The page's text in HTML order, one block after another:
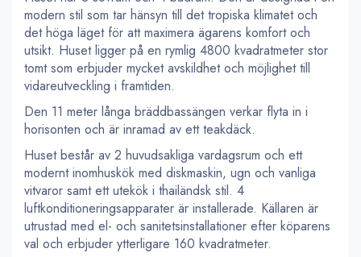
modern stil som tar hänsyn till det tropiska klimatet och
det höga läget för att maximera ägarens komfort och
utsikt. Huset ligger på en rymlig 4800 kvadratmeter stor
tomt som erbjuder mycket avskildhet och möjlighet till
vidareutveckling i framtiden.
Den 11 meter långa bräddbassängen verkar flyta in i
horisonten och är inramad av ett teakdäck.
Huset består av 2 huvudsakliga vardagsrum och ett
modernt inomhuskök med diskmaskin, ugn och vanliga
vitvaror samt ett utekök i thailändsk stil. 4
luftkonditioneringsapparater är installerade. Källaren är
utrustad med el- och sanitetsinstallationer efter köparens
val och erbjuder ytterligare 160 kvadratmeter.